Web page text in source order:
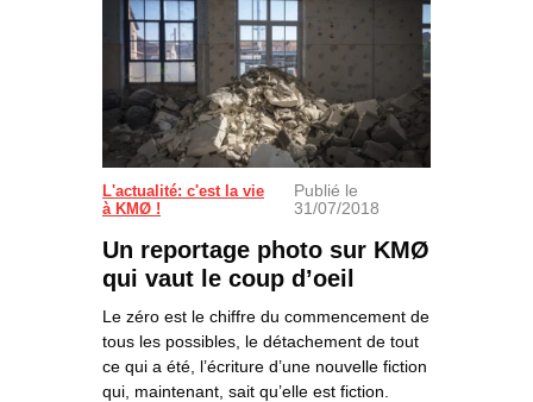
L'actualité: c'est la vie
à KMØ !
Publié le
31/07/2018
Un reportage photo sur KMØ
qui vaut le coup d’oeil
Le zéro est le chiffre du commencement de
tous les possibles, le détachement de tout
ce qui a été, l’écriture d’une nouvelle fiction
qui, maintenant, sait qu’elle est fiction.